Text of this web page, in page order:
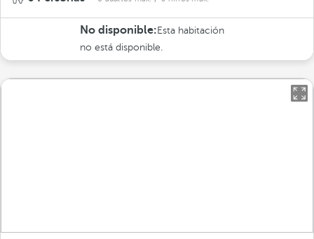
No disponible: Esta habitación
no está disponible.